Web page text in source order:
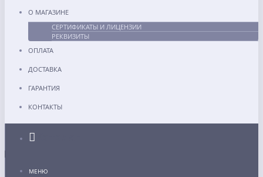
О МАГАЗИНЕ
СЕРТИФИКАТЫ И ЛИЦЕНЗИИ
РЕКВИЗИТЫ
ОПЛАТА
ДОСТАВКА
ГАРАНТИЯ
КОНТАКТЫ
МЕНЮ